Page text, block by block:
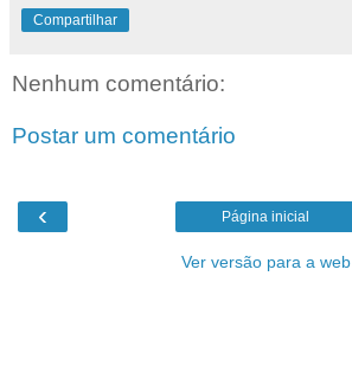
Compartilhar
Nenhum comentário:
Postar um comentário
‹ Página inicial
Ver versão para a web